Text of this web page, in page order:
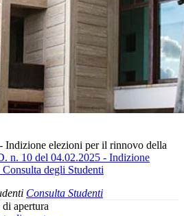
Indizione elezioni per il rinnovo della
n. 10 del 04.02.2025 - Indizione
degli Studenti
Consulta Studenti
apertura